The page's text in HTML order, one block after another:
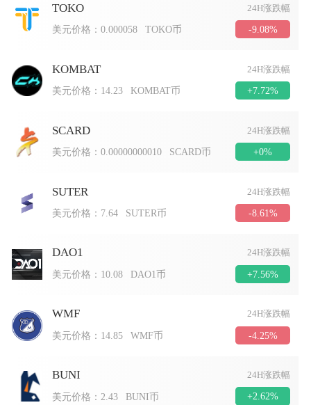
TOKO 24H涨跌幅
美元价格：0.000058 TOKO币 -9.08%
KOMBAT 24H涨跌幅
美元价格： 14.23 KOMBAT币 +7.72%
SCARD 24H涨跌幅
美元价格：0.00000000010 SCARD币 +0%
SUTER 24H涨跌幅
美元价格： 7.64 SUTER币 -8.61%
DAO1 24H涨跌幅
美元价格： 10.08 DAO1币 +7.56%
WMF 24H涨跌幅
美元价格： 14.85 WMF币 -4.25%
BUNI 24H涨跌幅
美元价格： 2.43 BUNI币 +2.62%